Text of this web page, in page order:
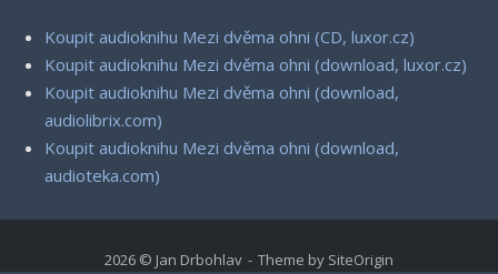
Koupit audioknihu Mezi dvěma ohni (CD, luxor.cz)
Koupit audioknihu Mezi dvěma ohni (download, luxor.cz)
Koupit audioknihu Mezi dvěma ohni (download,
audiolibrix.com)
Koupit audioknihu Mezi dvěma ohni (download,
audioteka.com)
2026 © Jan Drbohlav Theme by SiteOrigin